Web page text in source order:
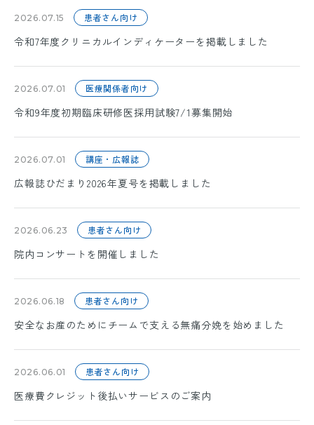
2026.07.15 患者さん向け
令和7年度クリニカルインディケーターを掲載しました
2026.07.01 医療関係者向け
令和9年度初期臨床研修医採用試験7/1募集開始
2026.07.01 講座・広報誌
広報誌ひだまり2026年夏号を掲載しました
2026.06.23 患者さん向け
院内コンサートを開催しました
2026.06.18 患者さん向け
安全なお産のためにチームで支える無痛分娩を始めました
2026.06.01 患者さん向け
医療費クレジット後払いサービスのご案内